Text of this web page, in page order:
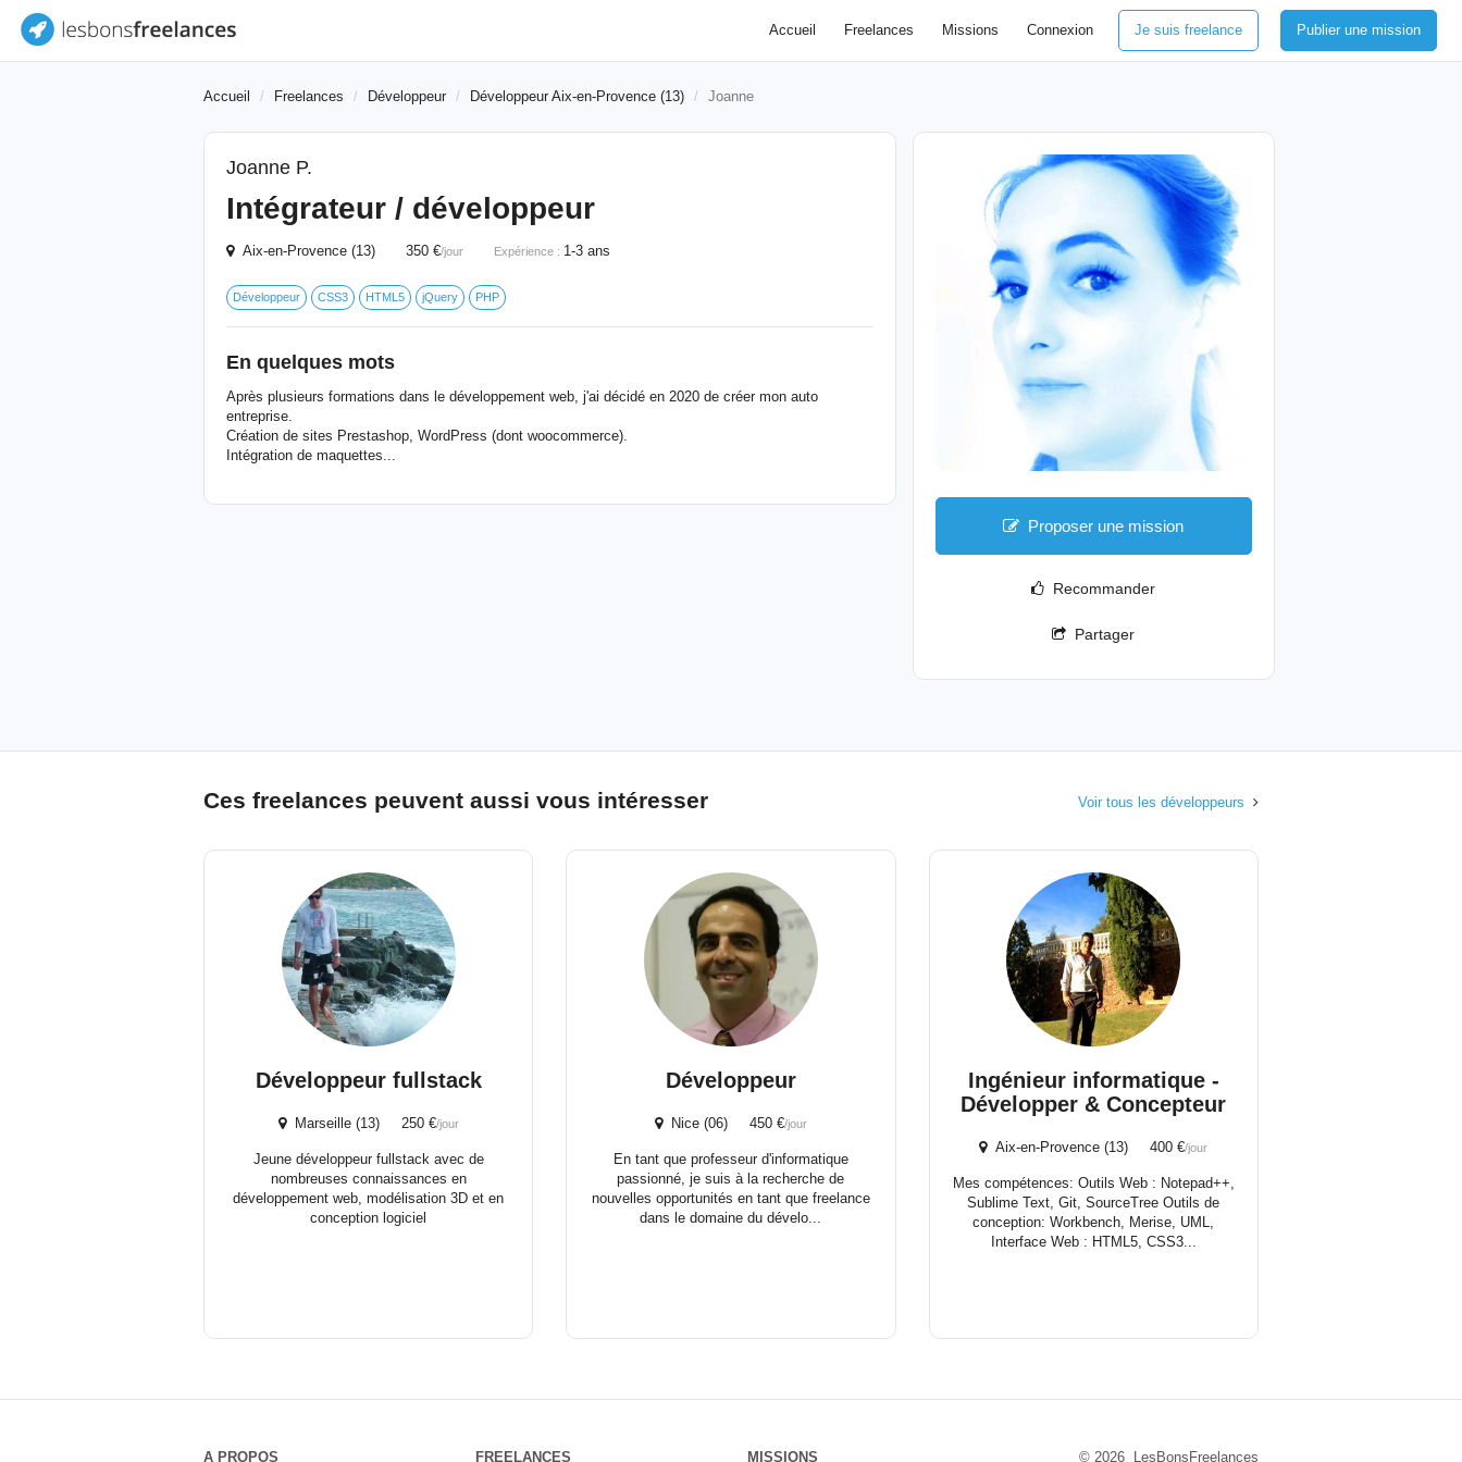
Accueil Freelances Missions Connexion Je suis freelance Publier une mission
Accueil Freelances Développeur Développeur Aix-en-Provence (13) Joanne
Joanne P.
Intégrateur / développeur
Aix-en-Provence (13) 350 €/jour Expérience : 1-3 ans
Développeur CSS3 HTML5 jQuery PHP
En quelques mots
Après plusieurs formations dans le développement web, j'ai décidé en 2020 de créer mon auto
entreprise.
Création de sites Prestashop, WordPress (dont woocommerce).
Intégration de maquettes...
Proposer une mission
Recommander
Partager
Ces freelances peuvent aussi vous intéresser Voir tous les développeurs
Développeur fullstack
Marseille (13) 250 €/jour
Jeune développeur fullstack avec de
nombreuses connaissances en
développement web, modélisation 3D et en
conception logiciel
Développeur
Nice (06) 450 €/jour
En tant que professeur d'informatique
passionné, je suis à la recherche de
nouvelles opportunités en tant que freelance
dans le domaine du dévelo...
Ingénieur informatique -
Développer & Concepteur
Aix-en-Provence (13) 400 €/jour
Mes compétences: Outils Web : Notepad++,
Sublime Text, Git, SourceTree Outils de
conception: Workbench, Merise, UML,
Interface Web : HTML5, CSS3...
A PROPOS FREELANCES MISSIONS © 2026 LesBonsFreelances